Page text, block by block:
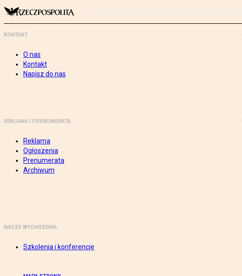
KONTAKT
O nas
Kontakt
Napisz do nas
REKLAMA I PRENUMERATA
Reklama
Ogłoszenia
Prenumerata
Archiwum
NASZE WYDARZENIA
Szkolenia i konferencje